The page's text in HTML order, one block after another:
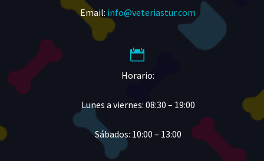
Email: info@veteriastur.com


Horario:
Lunes a viernes: 08:30 – 19:00
Sábados: 10:00 – 13:00